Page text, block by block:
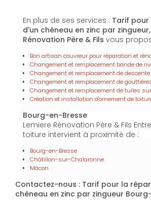
En plus de ses services : Tarif
d'un chéneau en zinc par
Rénovation Père & Fils vous
Bon artisan couvreur pour réparation et
Changement et remplacement bande de
Changement et remplacement de
Changement et remplacement de
Changement et remplacement de tuiles
Création et installation d'ornement de
Bourg-en-Bresse
Lemiere Rénovation Père & Fils
toiture intervient à proximité de :
Bourg-en-Bresse
Châtillon-sur-Chalaronne
Mâcon
Contactez-nous : Tarif pour la
chéneau en zinc par zingueur